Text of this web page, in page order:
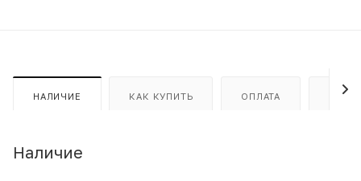
НАЛИЧИЕ КАК КУПИТЬ ОПЛАТА
Наличие